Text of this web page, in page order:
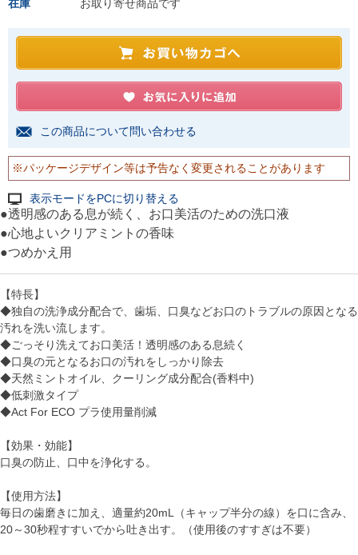
在庫 お取り寄せ商品です
この商品について問い合わせる
※パッケージデザイン等は予告なく変更されることがあります
表示モードをPCに切り替える
●透明感のある息が続く、お口美活のための洗口液
●心地よいクリアミントの香味
●つめかえ用
【特長】
◆独自の洗浄成分配合で、歯垢、口臭などお口のトラブルの原因となる
汚れを洗い流します。
◆ごっそり洗えてお口美活！透明感のある息続く
◆口臭の元となるお口の汚れをしっかり除去
◆天然ミントオイル、クーリング成分配合(香料中)
◆低刺激タイプ
◆Act For ECO プラ使用量削減
【効果・効能】
口臭の防止、口中を浄化する。
【使用方法】
毎日の歯磨きに加え、適量約20mL（キャップ半分の線）を口に含み、
20～30秒程すすいでから吐き出す。（使用後のすすぎは不要）